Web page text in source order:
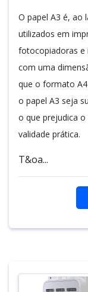
O papel A3 é, ao
utilizados em
fotocopiadoras e
com uma
que o formato
o papel A3 seja
o que prejudica
validade prática.
T&oa...